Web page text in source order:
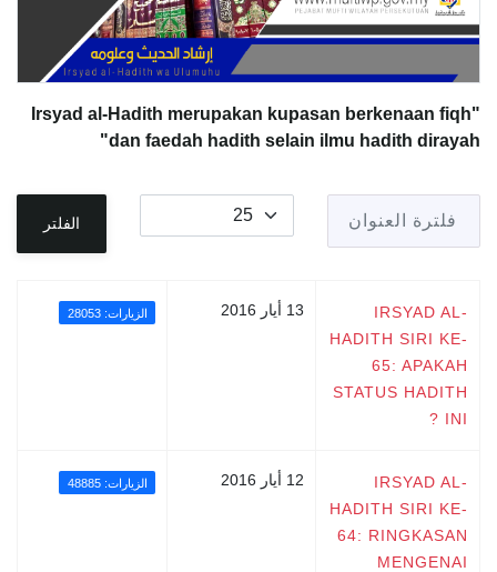
"Irsyad al-Hadith merupakan kupasan berkenaan fiqh
dan faedah hadith selain ilmu hadith dirayah"
فلترة العنوان عدد الإظهارات:
الفلتر
IRSYAD AL-
HADITH SIRI KE-
65: APAKAH
STATUS HADITH
INI ?
13 أيار 2016 الزيارات: 28053
IRSYAD AL-
HADITH SIRI KE-
64: RINGKASAN
MENGENAI
12 أيار 2016 الزيارات: 48885